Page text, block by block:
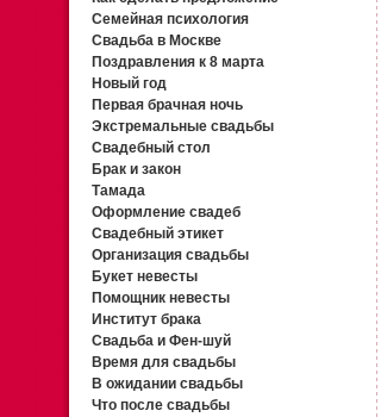
Семейная психология
Свадьба в Москве
Поздравления к 8 марта
Новый год
Первая брачная ночь
Экстремальные свадьбы
Свадебный стол
Брак и закон
Тамада
Оформление свадеб
Свадебный этикет
Организация свадьбы
Букет невесты
Помощник невесты
Институт брака
Свадьба и Фен-шуй
Время для свадьбы
В ожидании свадьбы
Что после свадьбы